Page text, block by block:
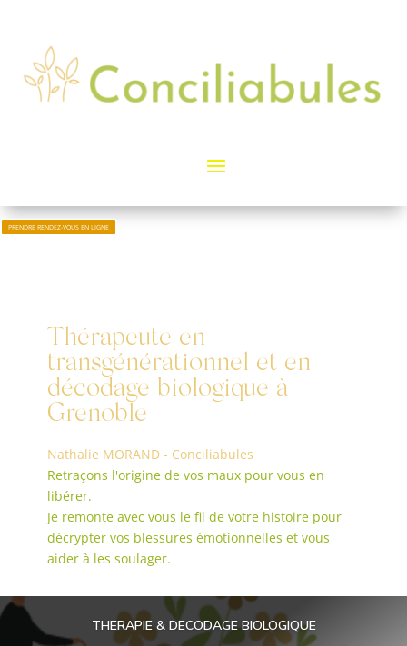
PRENDRE RENDEZ-VOUS EN LIGNE
Thérapeute en
transgénérationnel et en
décodage biologique à
Grenoble
Nathalie MORAND - Conciliabules
Retraçons l'origine de vos maux pour vous en
libérer.
Je remonte avec vous le fil de votre histoire pour
décrypter vos blessures émotionnelles et vous
aider à les soulager.
THERAPIE & DECODAGE BIOLOGIQUE